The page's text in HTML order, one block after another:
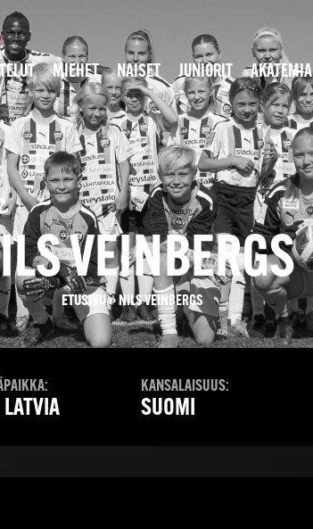
MIEHET NAISET JUNIORIT AKATEMIA
VEINBERGS
ETUSIVU»NILS VEINBERGS
KANSALAISUUS:
SUOMI